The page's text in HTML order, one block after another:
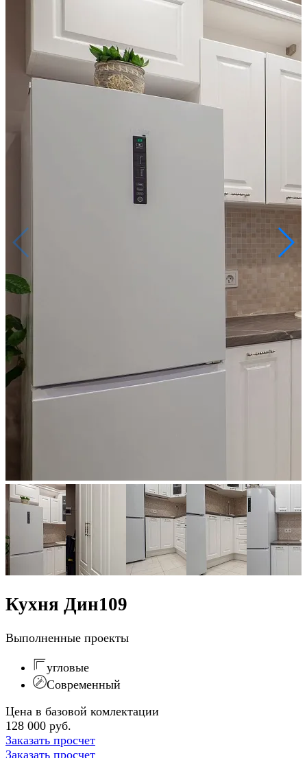
Кухня Дин109
Выполненные проекты
угловые
Современный
Цена в базовой комлектации
128 000 руб.
Заказать просчет
Заказать просчет